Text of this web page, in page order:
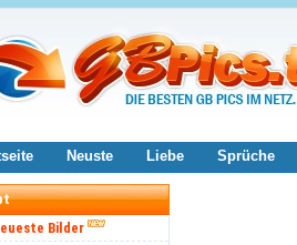
Neuste Liebe Sprüche
Bilder